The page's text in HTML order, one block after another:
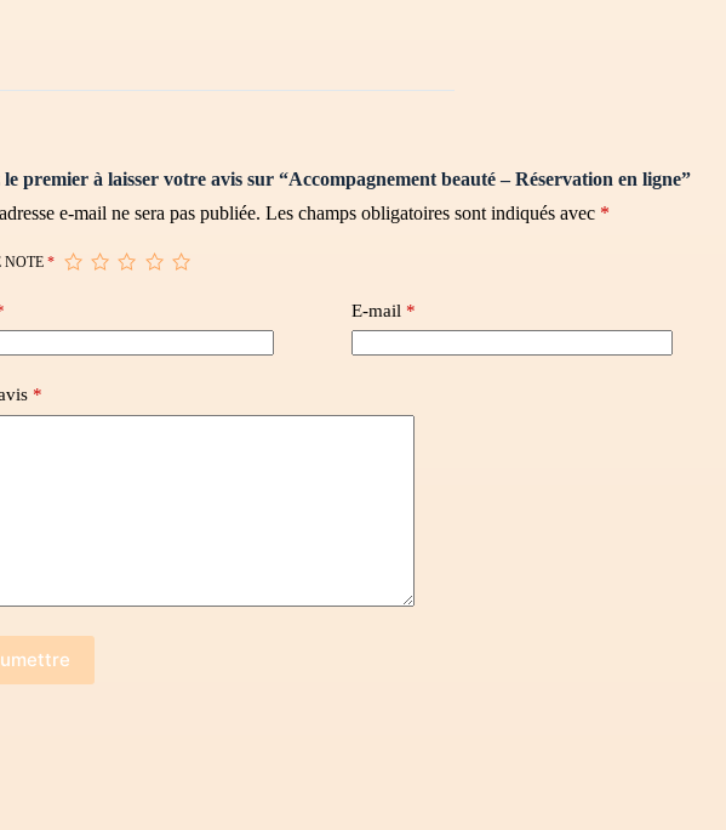
le premier à laisser votre avis sur “Accompagnement beauté – Réservation en ligne”
e-mail ne sera pas publiée. Les champs obligatoires sont indiqués avec *
NOTE *
E-mail *
*